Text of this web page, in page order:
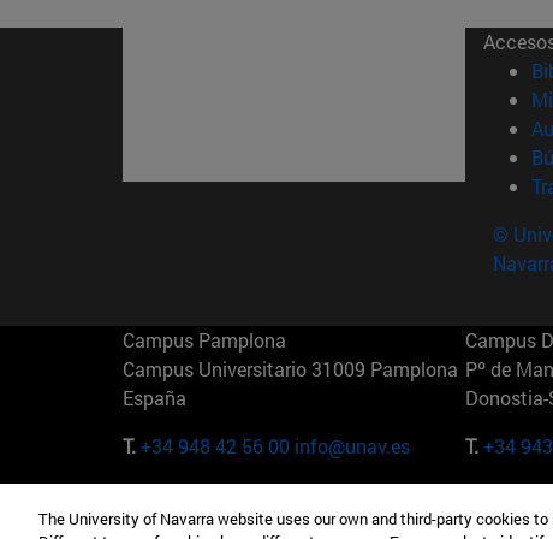
©
Campus Pamplona
Campus Universitario 31009 Pamplona
España
T.+34 948 42 56 00 info@unav.es
Campus
Pº de
T.+34
Camino del Cerro Águila 3 28023
165 W
The University of Navarra website uses our own and third-party cookies